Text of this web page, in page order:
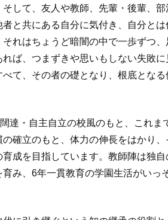
して、友人や教師、先輩・後輩、部
と共にある自分に気付き、自分とは
れはちょうど暗闇の中で一歩ずつ
ば、つまずきや思いもしない失敗に
て、その者の礎となり、根底とな
達・自主自立の校風のもと、これま
確立のもと、体力の伸長をはかり、
成を目指しています。教師陣は独
み、6年一貫教育の学園生活がいっ